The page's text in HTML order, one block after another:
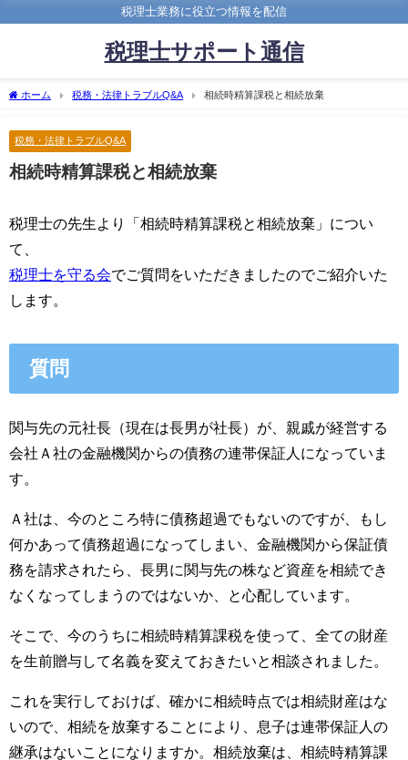
税理士業務に役立つ情報を配信
税理士サポート通信
ホーム 税務・法律トラブルQ&A 相続時精算課税と相続放棄
税務・法律トラブルQ&A
相続時精算課税と相続放棄
税理士の先生より「相続時精算課税と相続放棄」につい
て、
税理士を守る会でご質問をいただきましたのでご紹介いた
します。
質問
関与先の元社長（現在は長男が社長）が、親戚が経営する
会社Ａ社の金融機関からの債務の連帯保証人になっていま
す。
Ａ社は、今のところ特に債務超過でもないのですが、もし
何かあって債務超過になってしまい、金融機関から保証債
務を請求されたら、長男に関与先の株など資産を相続でき
なくなってしまうのではないか、と心配しています。
そこで、今のうちに相続時精算課税を使って、全ての財産
を生前贈与して名義を変えておきたいと相談されました。
これを実行しておけば、確かに相続時点では相続財産はな
いので、相続を放棄することにより、息子は連帯保証人の
継承はないことになりますか。相続放棄は、相続時精算課